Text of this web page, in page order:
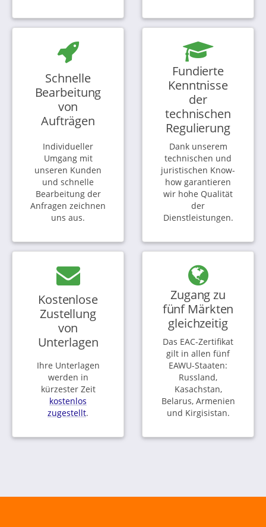
Schnelle
Bearbeitung
von
Aufträgen
Individueller
Umgang mit
unseren Kunden
und schnelle
Bearbeitung der
Anfragen zeichnen
uns aus.
Fundierte
Kenntnisse
der
technischen
Regulierung
Dank unserem
technischen und
juristischen Know-
how garantieren
wir hohe Qualität
der
Dienstleistungen.
Kostenlose
Zustellung
von
Unterlagen
Ihre Unterlagen
werden in
kürzester Zeit
kostenlos
zugestellt.
Zugang zu
fünf Märkten
gleichzeitig
Das EAC-Zertifikat
gilt in allen fünf
EAWU-Staaten:
Russland,
Kasachstan,
Belarus, Armenien
und Kirgisistan.